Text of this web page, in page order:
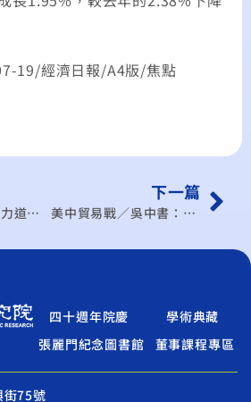
19/經濟日報/A4版/焦點
iPhone帶動成長力道減弱
下一篇
美中貿易戰／吳中書：短期影響不大
四十週年院慶
學術典藏
張麗門紀念圖書館
董事課程專區
街75號